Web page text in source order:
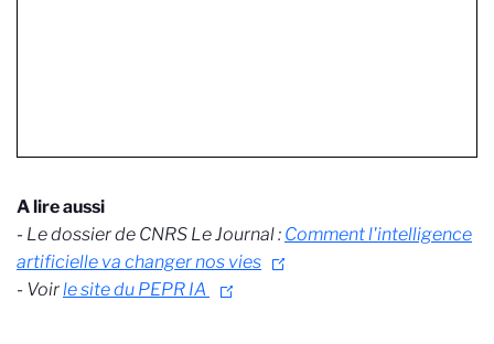
A lire aussi
- Le dossier de CNRS Le Journal : Comment l'intelligence
artificielle va changer nos vies
- Voir le site du PEPR IA